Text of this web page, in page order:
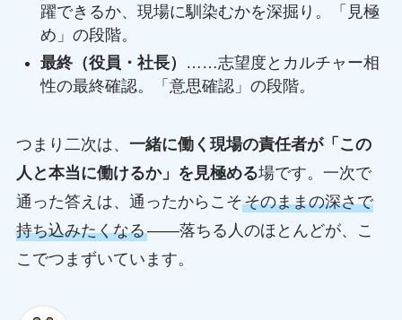
躍できるか、現場に馴染むかを深掘り。「見極
め」の段階。
最終（役員・社長）
……志望度とカルチャー相
性の最終確認。「意思確認」の段階。
つまり二次は、 一緒に働く現場の責任者が「この
人と本当に働けるか」を見極める場です。一次で
通った答えは、通ったからこそそのままの深さで
持ち込みたくなる——落ちる人のほとんどが、こ
こでつまずいています。